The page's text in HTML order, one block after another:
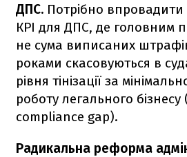
ДПС. Потрібно впровадити
КРІ для ДПС, де головним
не сума виписаних
роками скасовуються в
рівня тінізації за
роботу легального
compliance gap).
Радикальна реформа